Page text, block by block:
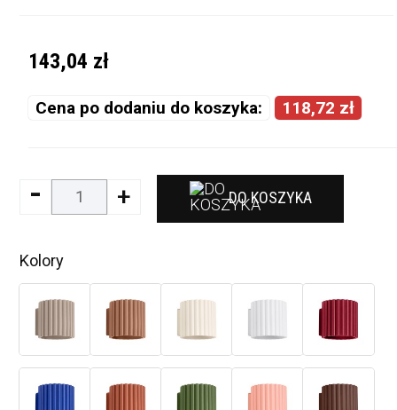
143,04 zł
Cena po dodaniu do koszyka: 118,72 zł
- + DO KOSZYKA
Kolory